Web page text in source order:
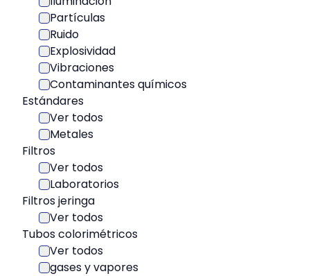
Partículas
Ruido
Explosividad
Vibraciones
Contaminantes químicos
Estándares
Ver todos
Metales
Filtros
Ver todos
Laboratorios
Filtros jeringa
Ver todos
Tubos colorimétricos
Ver todos
gases y vapores